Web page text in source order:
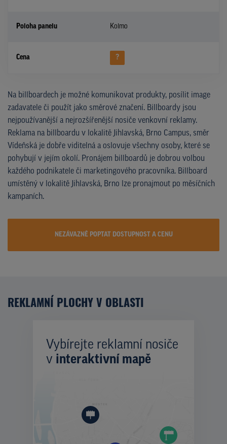
Poloha panelu Kolmo
Cena ?
Na billboardech je možné komunikovat produkty, posílit image
zadavatele či použít jako směrové značení. Billboardy jsou
nejpoužívanější a nejrozšířenější nosiče venkovní reklamy.
Reklama na billboardu v lokalitě Jihlavská, Brno Campus, směr
Vídeňská je dobře viditelná a oslovuje všechny osoby, které se
pohybují v jejím okolí. Pronájem billboardů je dobrou volbou
každého podnikatele či marketingového pracovníka. Billboard
umístěný v lokalitě Jihlavská, Brno lze pronajmout po měsíčních
kampaních.
NEZÁVAZNĚ POPTAT DOSTUPNOST A CENU
REKLAMNÍ PLOCHY V OBLASTI
Vybírejte reklamní nosiče
v interaktivní mapě